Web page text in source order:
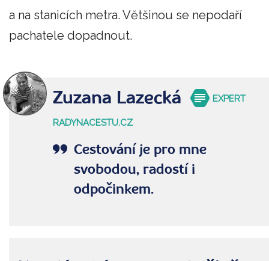
a na stanicích metra. Většinou se nepodaří
pachatele dopadnout.
Zuzana Lazecká EXPERT
RADYNACESTU.CZ
Cestování je pro mne
svobodou, radostí i
odpočinkem.